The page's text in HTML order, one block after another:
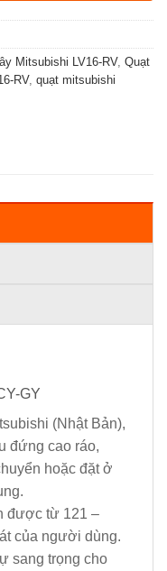
Mitsubishi LV16-RV, Quạt
RV, quạt mitsubishi
GY
(Nhật Bản),
đứng cao ráo,
hoặc đặt ở
được từ 121 –
của người dùng.
sang trọng cho